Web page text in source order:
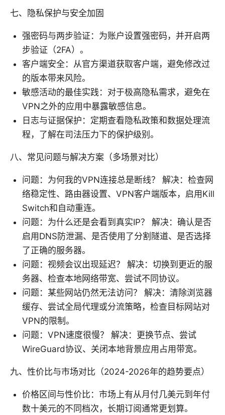
七、隐私保护与安全加固
强密码与两步验证：为账户设置强密码，并开启两
步验证（2FA）。
客户端安全：从官方渠道获取客户端，避免修改过
的版本带来风险。
敏感活动的最佳实践：对于极高隐私需求，避免在
VPN之外的应用中暴露敏感信息。
日志与证据保护：定期查看隐私政策和数据处理流
程，了解在司法压力下的保护级别。
八、常见问题与解决方案（多场景对比）
问题：为何我的VPN连接总是断线？ 解决：检查网
络稳定性、路由器设置、VPN客户端版本，启用Kill
Switch和自动重连。
问题：为什么还是会看到真实IP？ 解决：确认是否
启用DNS防泄漏、是否使用了分割隧道、是否选择
了正确的服务器。
问题：视频会议出现延迟？ 解决：切换到更近的服
务器、检查本地网络带宽、尝试不同协议。
问题：某些网站仍然无法访问？ 解决：清除浏览器
缓存、尝试全局代理或分流策略，检查目标网站对
VPN的限制。
问题：VPN速度很慢？ 解决：更换节点、尝试
WireGuard协议、关闭本地背景应用占用带宽。
九、性价比与市场对比（2024-2026年的趋势要点）
价格区间与性价比：市场上有从月付几美元到年付
数十美元的不同档次，长期订阅通常更划算。